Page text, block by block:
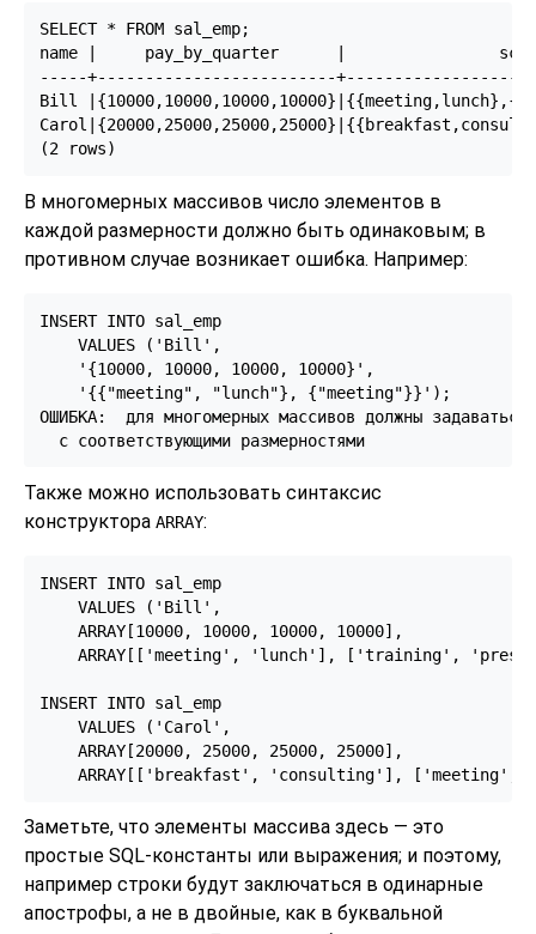
SELECT * FROM sal_emp;
name |     pay_by_quarter      |
-----+-------------------------
Bill
(2 rows)
В многомерных массивов число элементов в
каждой размерности должно быть одинаковым; в
противном случае возникает ошибка. Например:
INSERT INTO sal_emp
    VALUES ('Bill',
    '{10000, 10000, 10000, 10000}',
    '{{"meeting", "lunch"}, {"meeting"}}');
ОШИБКА:  для многомерных массивов должны задаваться
  с соответствующими размерностями
Также можно использовать синтаксис
конструктора ARRAY:
INSERT INTO sal_emp
    VALUES ('Bill',
    ARRAY[10000, 10000, 10000, 10000],
ARRAY[['meeting', 'lunch'], ['training',
INSERT INTO sal_emp
    VALUES ('Carol',
    ARRAY[20000, 25000, 25000, 25000],
ARRAY[['breakfast', 'consulting'], ['meeting',
Заметьте, что элементы массива здесь — это
простые SQL-константы или выражения; и поэтому,
например строки будут заключаться в одинарные
апострофы, а не в двойные, как в буквальной